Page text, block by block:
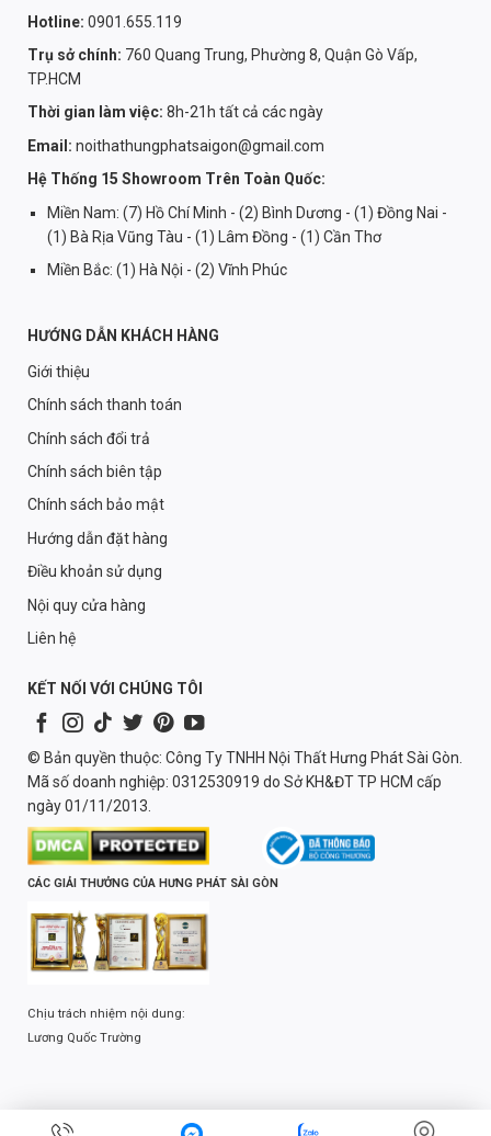
Hotline: 0901.655.119
Trụ sở chính: 760 Quang Trung, Phường 8, Quận Gò Vấp,
TP.HCM
Thời gian làm việc: 8h-21h tất cả các ngày
Email: noithathungphatsaigon@gmail.com
Hệ Thống 15 Showroom Trên Toàn Quốc:
Miền Nam: (7) Hồ Chí Minh - (2) Bình Dương - (1) Đồng Nai -
(1) Bà Rịa Vũng Tàu - (1) Lâm Đồng - (1) Cần Thơ
Miền Bắc: (1) Hà Nội - (2) Vĩnh Phúc
HƯỚNG DẪN KHÁCH HÀNG
Giới thiệu
Chính sách thanh toán
Chính sách đổi trả
Chính sách biên tập
Chính sách bảo mật
Hướng dẫn đặt hàng
Điều khoản sử dụng
Nội quy cửa hàng
Liên hệ
KẾT NỐI VỚI CHÚNG TÔI
© Bản quyền thuộc: Công Ty TNHH Nội Thất Hưng Phát Sài Gòn.
Mã số doanh nghiệp: 0312530919 do Sở KH&ĐT TP HCM cấp
ngày 01/11/2013.
CÁC GIẢI THƯỞNG CỦA HƯNG PHÁT SÀI GÒN
Chịu trách nhiệm nội dung:
Lương Quốc Trường